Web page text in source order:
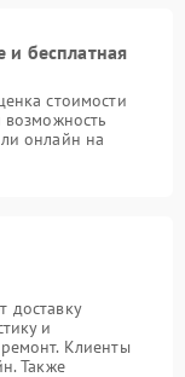
и бесплатная
стоимости
возможность
онлайн на
доставку
и
Клиенты
Также